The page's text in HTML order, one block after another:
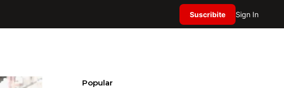
Suscribite Sign In
Popular